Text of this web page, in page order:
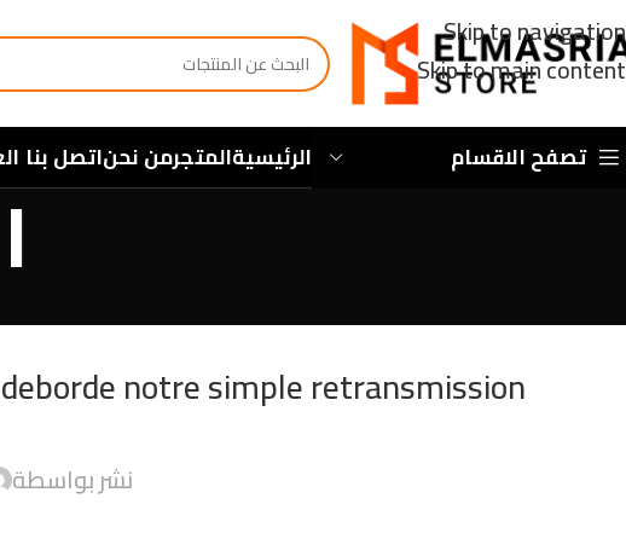
Skip to navigation
Skip to main content
تصفح الاقسام الرئيسيةالمتجرمن نحناتصل بنا
notre simple retransmission
نشر بواسطة